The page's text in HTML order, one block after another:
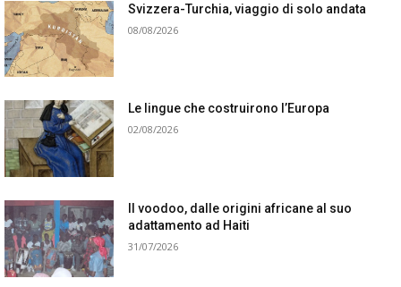
Svizzera-Turchia, viaggio di solo andata
08/08/2026
Le lingue che costruirono l’Europa
02/08/2026
Il voodoo, dalle origini africane al suo
adattamento ad Haiti
31/07/2026